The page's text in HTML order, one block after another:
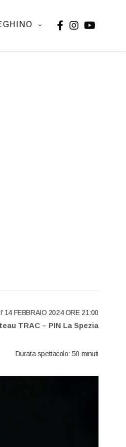
14 FEBBRAIO 2024 ORE 21:00
TRAC – PIN La Spezia
Durata spettacolo: 50 minuti